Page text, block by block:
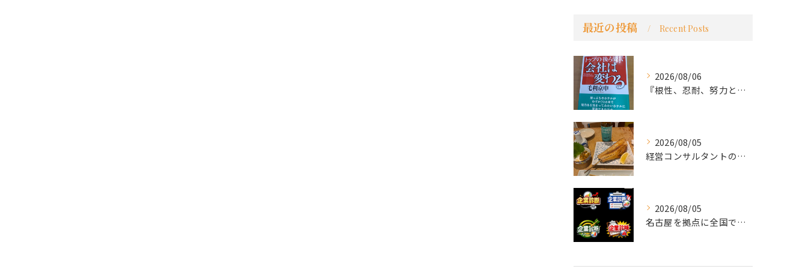
最近の投稿 Recent Posts
2026/08/06
『根性、忍耐、努力という言葉は死語なのか』
2026/08/05
経営コンサルタントのモーちゃん・毛利京申です。
2026/08/05
名古屋を拠点に全国で活動する 経営コンサルタントの 毛利京申...